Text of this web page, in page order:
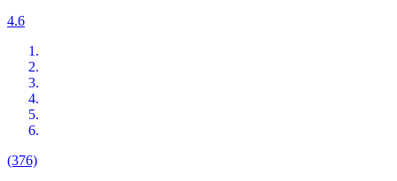
4.6
(376)